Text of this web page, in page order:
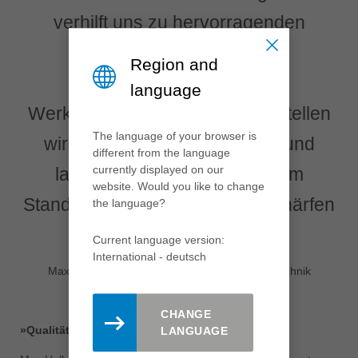
verhilft uns zu hervorragenden
und zwar ohne ständige
Werkzeugwechsel. Ab und zu stellen
wir das Werkzeug kurz nach und
lassen es nach rund 90 000 m
Standweg vom Leitz-Service schärfen
und überholen.«
Max Heller, Geschäftsführer Produktion und Technik
»Qualität und Effizienz im Einklang«
Region and
language
The language of your browser is
different from the language
currently displayed on our
website. Would you like to change
the language?
Current language version:
International - deutsch
CHANGE
LANGUAGE